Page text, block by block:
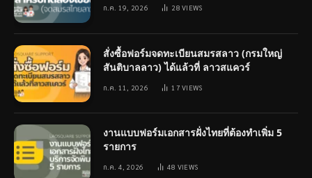
ก.ค. 19, 2026 28VIEWS
สั่งซื้อฟอร์มจดทะเบียนสมรสลาว (กรมใหญ่
สันติบาลลาว) ได้แล้วที่ ลาวสแควร์
ก.ค. 11, 2026 17VIEWS
งานแบบฟอร์มเอกสารฝั่งไทยที่ต้องทำเพิ่ม 5
รายการ
ก.ค. 4, 2026 48 VIEWS